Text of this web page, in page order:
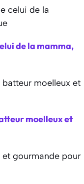
de la mamma,
moelleux et